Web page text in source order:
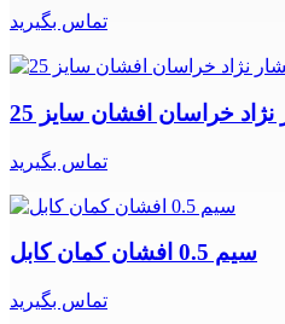
تماس بگیرید
خراسان افشان سایز 25
تماس بگیرید
سیم 0.5 افشان کمان کابل
تماس بگیرید